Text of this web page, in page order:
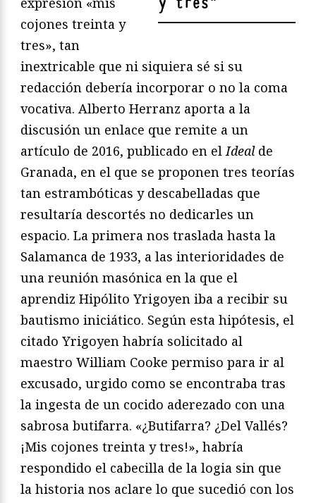
cojones treinta y
tres», tan
inextricable que ni siquiera sé si su
redacción debería incorporar o no la coma
vocativa. Alberto Herranz aporta a la
discusión un enlace que remite a un
artículo de 2016, publicado en elIdealde
Granada, en el que se proponen tres teorías
tan estrambóticas y descabelladas que
resultaría descortés no dedicarles un
espacio. La primera nos traslada hasta la
Salamanca de 1933, a las interioridades de
una reunión masónica en la que el
aprendiz Hipólito Yrigoyen iba a recibir su
bautismo iniciático. Según esta hipótesis, el
citado Yrigoyen habría solicitado al
maestro William Cooke permiso para ir al
excusado, urgido como se encontraba tras
la ingesta de un cocido aderezado con una
sabrosa butifarra. «¿Butifarra? ¿Del Vallés?
¡Mis cojones treinta y tres!», habría
respondido el cabecilla de la logia sin que
la historia nos aclare lo que sucedió con los